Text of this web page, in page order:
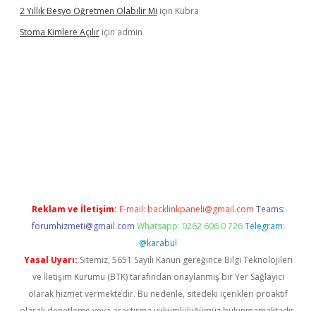
2 Yıllık Besyo Öğretmen Olabilir Mi için Kübra
Stoma Kimlere Açılır için admin
Reklam ve İletişim: E-mail: backlinkpaneli@gmail.com Teams:
forumhizmeti@gmail.com Whatsapp: 0262 606 0 726 Telegram:
@karabul
Yasal Uyarı: Sitemiz, 5651 Sayılı Kanun gereğince Bilgi Teknolojileri
ve İletişim Kurumu (BTK) tarafından onaylanmış bir Yer Sağlayıcı
olarak hizmet vermektedir. Bu nedenle, sitedeki içerikleri proaktif